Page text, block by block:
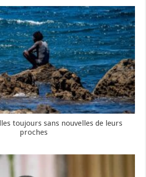
toujours sans nouvelles de leurs
proches